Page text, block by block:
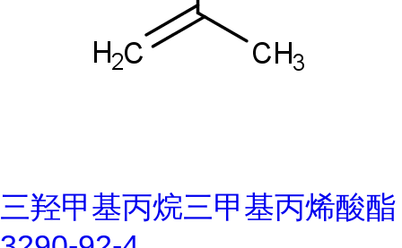
三羟甲基丙烷三甲基丙烯酸酯